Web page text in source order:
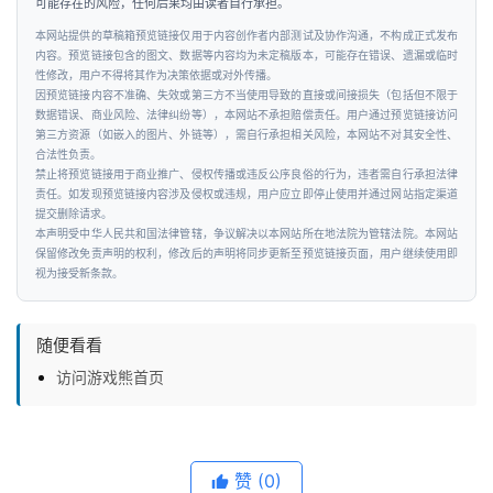
智
能
汽
车
出
行
行
资
讯
可能存在的风险，任何后果均由读者自行承担。
本网站提供的草稿箱预览链接仅用于内容创作者内部测试及协作沟通，不构成正式发布
内容。预览链接包含的图文、数据等内容均为未定稿版本，可能存在错误、遗漏或临时
性修改，用户不得将其作为决策依据或对外传播。
因预览链接内容不准确、失效或第三方不当使用导致的直接或间接损失（包括但不限于
数据错误、商业风险、法律纠纷等），本网站不承担赔偿责任。用户通过预览链接访问
第三方资源（如嵌入的图片、外链等），需自行承担相关风险，本网站不对其安全性、
合法性负责。
禁止将预览链接用于商业推广、侵权传播或违反公序良俗的行为，违者需自行承担法律
责任。如发现预览链接内容涉及侵权或违规，用户应立即停止使用并通过网站指定渠道
提交删除请求。
本声明受中华人民共和国法律管辖，争议解决以本网站所在地法院为管辖法院。本网站
保留修改免责声明的权利，修改后的声明将同步更新至预览链接页面，用户继续使用即
视为接受新条款。
随便看看
访问游戏熊首页
赞 (0)